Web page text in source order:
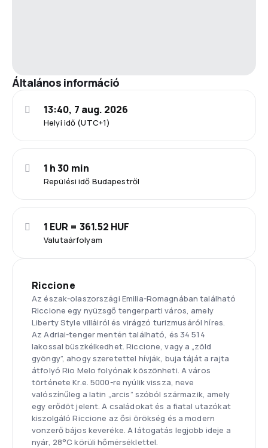
Általános információ
Helyi idő (UTC+1)
13:40, 7 aug. 2026
Repülési idő Budapestről
1 h 30 min
Valutaárfolyam
1 EUR = 361.52 HUF
Riccione
Az észak-olaszországi Emilia-Romagnában található
Riccione egy nyüzsgő tengerparti város, amely
Liberty Style villáiról és virágzó turizmusáról híres.
Az Adriai-tenger mentén található, és 34 514
lakossal büszkélkedhet. Riccione, vagy a „zöld
gyöngy”, ahogy szeretettel hívják, buja táját a rajta
átfolyó Rio Melo folyónak köszönheti. A város
története Kr.e. 5000-re nyúlik vissza, neve
valószínűleg a latin „arcis” szóból származik, amely
egy erődöt jelent. A családokat és a fiatal utazókat
kiszolgáló Riccione az ősi örökség és a modern
vonzerő bájos keveréke. A látogatás legjobb ideje a
nyár, 28°C körüli hőmérséklettel.